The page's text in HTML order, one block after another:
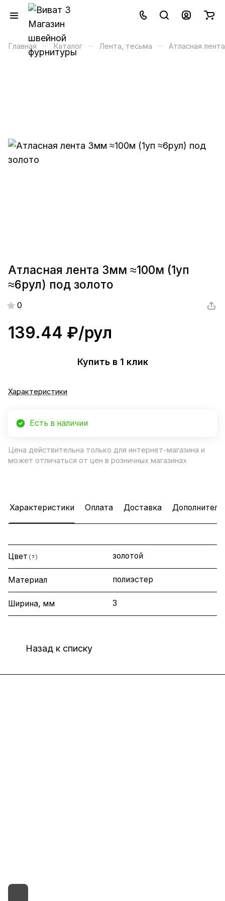
Главная – Каталог – Лента, тесьма – Атласная лента
Атласная лента 3мм ≈100м (1уп
≈6рул) под золото
0
139.44 ₽/рул
Купить в 1 клик
Характеристики
Есть в наличии
Цена действительна только для интернет-магазина и
может отличаться от цен в розничных магазинах
Характеристики Оплата Доставка
Цвет ? золотой
Материал полиэстер
Ширина, мм 3
Назад к списку